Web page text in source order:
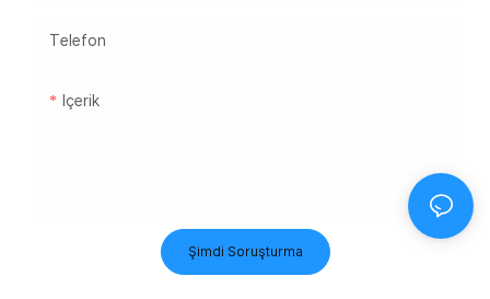
Telefon
Içerik
Şimdi Soruşturma